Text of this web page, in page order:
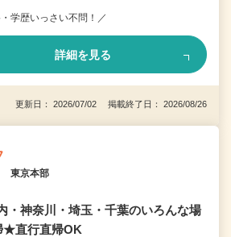
学歴いっさい不問！／
詳細を見る
更新日： 2026/07/02 掲載終了日： 2026/08/26
東京本部
・神奈川・埼玉・千葉のいろんな場
★直行直帰OK